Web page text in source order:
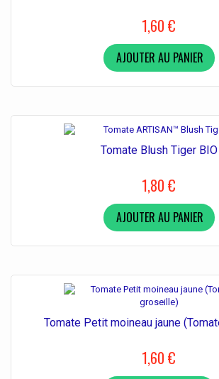
1,60 €
AJOUTER AU PANIER
Tomate Blush Tiger BIO
1,80 €
AJOUTER AU PANIER
Tomate Petit moineau jaune
1,60 €